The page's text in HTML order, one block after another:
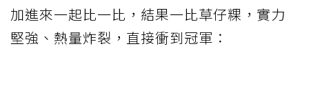
加進來一起比一比，結果一比草仔粿，實力
堅強、熱量炸裂，直接衝到冠軍：